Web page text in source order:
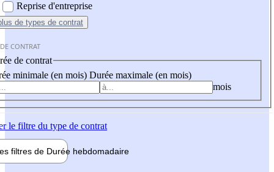
Reprise d'entreprise
de types de contrat
CONTRAT
de contrat
minimale (en mois) Durée maximale (en mois)
mois
le filtre du type de contrat
filtres de Durée hebdomadaire